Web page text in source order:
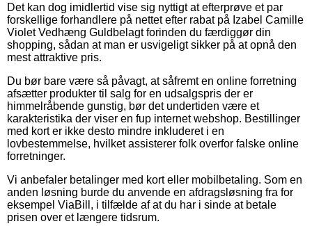
Det kan dog imidlertid vise sig nyttigt at efterprøve et par
forskellige forhandlere på nettet efter rabat på Izabel Camille
Violet Vedhæng Guldbelagt forinden du færdiggør din
shopping, sådan at man er usvigeligt sikker på at opnå den
mest attraktive pris.
Du bør bare være så påvagt, at såfremt en online forretning
afsætter produkter til salg for en udsalgspris der er
himmelråbende gunstig, bør det undertiden være et
karakteristika der viser en fup internet webshop. Bestillinger
med kort er ikke desto mindre inkluderet i en
lovbestemmelse, hvilket assisterer folk overfor falske online
forretninger.
Vi anbefaler betalinger med kort eller mobilbetaling. Som en
anden løsning burde du anvende en afdragsløsning fra for
eksempel ViaBill, i tilfælde af at du har i sinde at betale
prisen over et længere tidsrum.